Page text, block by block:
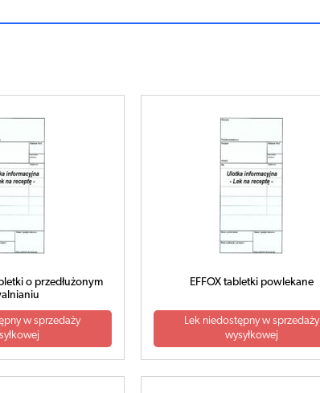
o przedłużonym
w sprzedaży
EFFOX tabletki powlekane
Lek niedostępny w sprzedaży
wysyłkowej